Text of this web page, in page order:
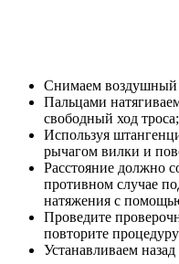
Снимаем воздушный
Пальцами
свободный ход троса;
Используя
рычагом вилки и
Расстояние должно
противном случае
натяжения с
Проведите
повторите
Устанавливаем